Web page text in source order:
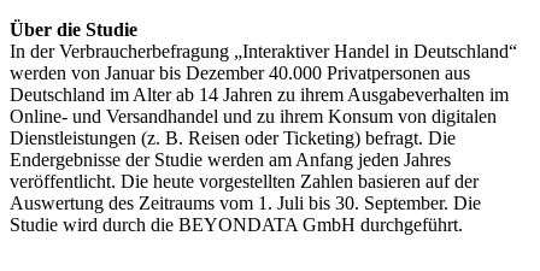
Über die Studie
In der Verbraucherbefragung „Interaktiver Handel in Deutschland“
werden von Januar bis Dezember 40.000 Privatpersonen aus
Deutschland im Alter ab 14 Jahren zu ihrem Ausgabeverhalten im
Online- und Versandhandel und zu ihrem Konsum von digitalen
Dienstleistungen (z. B. Reisen oder Ticketing) befragt. Die
Endergebnisse der Studie werden am Anfang jeden Jahres
veröffentlicht. Die heute vorgestellten Zahlen basieren auf der
Auswertung des Zeitraums vom 1. Juli bis 30. September. Die
Studie wird durch die BEYONDATA GmbH durchgeführt.